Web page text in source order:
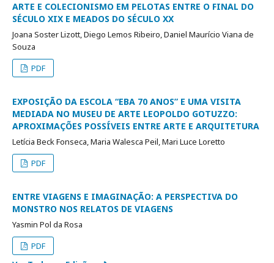
ARTE E COLECIONISMO EM PELOTAS ENTRE O FINAL DO
SÉCULO XIX E MEADOS DO SÉCULO XX
Joana Soster Lizott, Diego Lemos Ribeiro, Daniel Maurício Viana de
Souza
PDF
EXPOSIÇÃO DA ESCOLA “EBA 70 ANOS” E UMA VISITA
MEDIADA NO MUSEU DE ARTE LEOPOLDO GOTUZZO:
APROXIMAÇÕES POSSÍVEIS ENTRE ARTE E ARQUITETURA
Letícia Beck Fonseca, Maria Walesca Peil, Mari Luce Loretto
PDF
ENTRE VIAGENS E IMAGINAÇÃO: A PERSPECTIVA DO
MONSTRO NOS RELATOS DE VIAGENS
Yasmin Pol da Rosa
PDF